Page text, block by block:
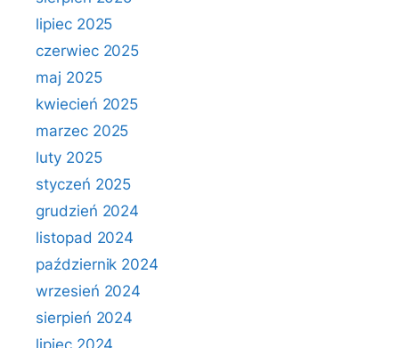
lipiec 2025
czerwiec 2025
maj 2025
kwiecień 2025
marzec 2025
luty 2025
styczeń 2025
grudzień 2024
listopad 2024
październik 2024
wrzesień 2024
sierpień 2024
lipiec 2024